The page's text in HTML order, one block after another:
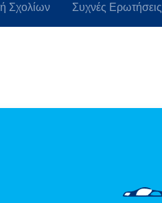
Σχολίων Συχνές Ερωτήσεις